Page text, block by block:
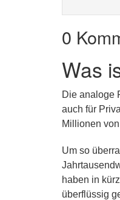
0
Was
Die analoge
auch für
Millionen
Um so
haben in
überflüssig